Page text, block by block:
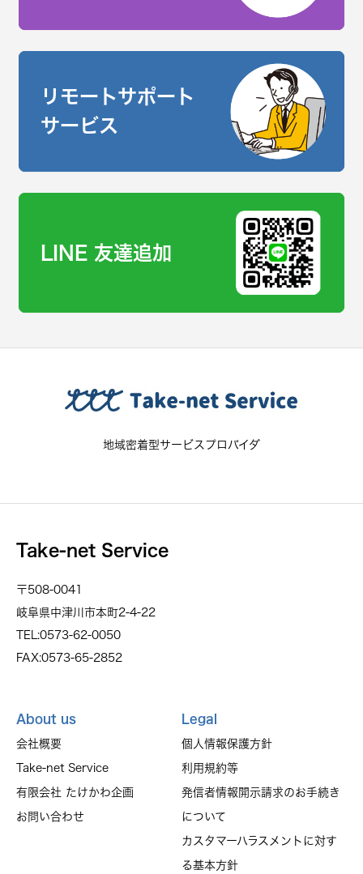
リモートサポート
サービス
LINE 友達追加
地域密着型サービスプロバイダ
Take-net Service
〒508-0041
岐阜県中津川市本町2-4-22
TEL:0573-62-0050
FAX:0573-65-2852
About us
会社概要
Take-net Service
有限会社 たけかわ企画
お問い合わせ
Legal
個人情報保護方針
利用規約等
発信者情報開示請求のお手続き
について
カスタマーハラスメントに対す
る基本方針